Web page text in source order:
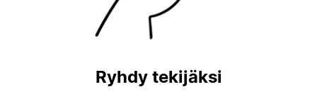
Ryhdy tekijäksi